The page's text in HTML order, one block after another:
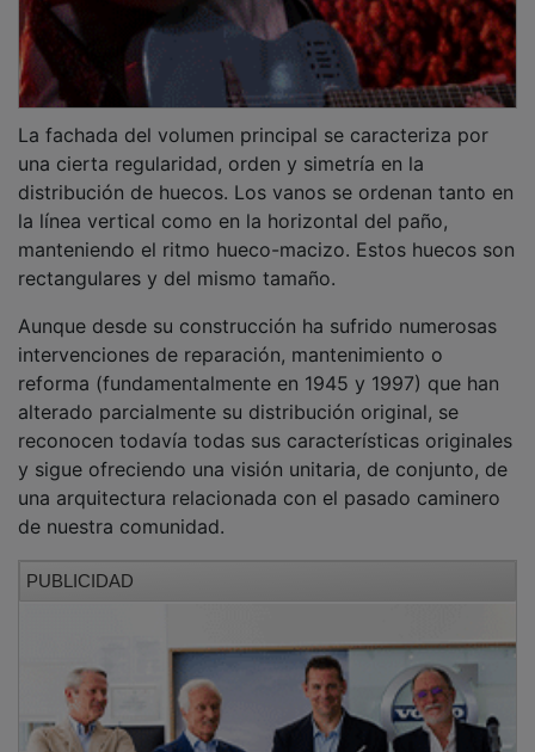
de nuestra comunidad.
PUBLICIDAD
su arquitectura, aun con las modificaciones
producidas por su cambio de uso, y la documentación
histórica y planimétrica que cita al inmueble como
venta en el camino de Alcolea del Pinar a Molina de